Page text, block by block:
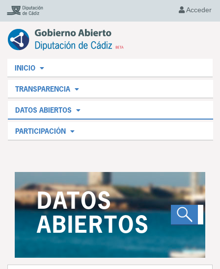
Acceder
INICIO
TRANSPARENCIA
DATOS ABIERTOS
PARTICIPACIÓN
DATOS
ABIERTOS